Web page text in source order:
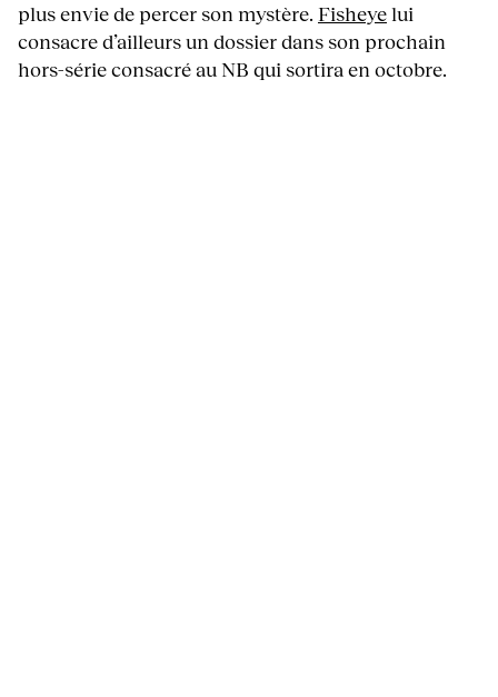
plus envie de percer son mystère. Fisheyelui
consacre d’ailleurs un dossier dans son prochain
hors-série consacré au NB qui sortira en octobre.